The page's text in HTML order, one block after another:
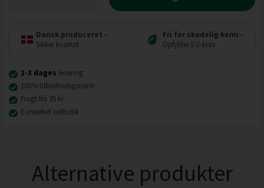
Dansk produceret •
Sikker kvalitet
Fri for skadelig kemi •
Opfylder EU-krav
1-3 dages levering
100% tilfredhedsgaranti
Fragt fra 35 kr
E-mærket netbutik
Alternative produkter